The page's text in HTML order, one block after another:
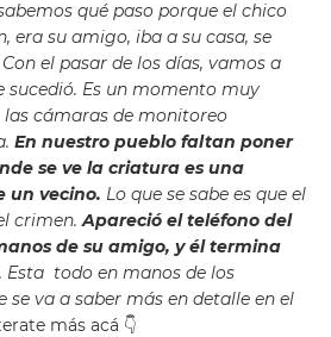
qué paso porque el chico
era su amigo, iba a su casa, se
el pasar de los días, vamos a
sucedió. Es un momento muy
las cámaras de monitoreo
En nuestro pueblo faltan poner
se ve la criatura es una
un vecino. Lo que se sabe es que el
crimen.Apareció el teléfono del
de su amigo, y él termina
. Esta todo en manos de los
se va a saber más en detalle en el
más acá 👇